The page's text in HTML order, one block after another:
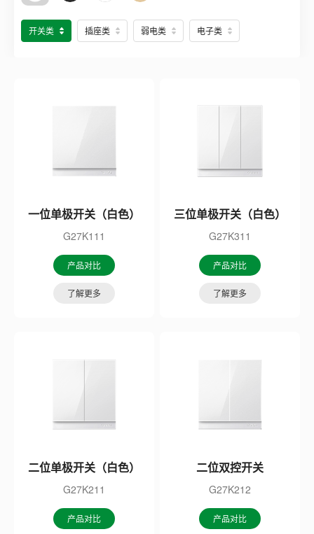
开关类 插座类 弱电类 电子类
一位单极开关（白色）
G27K111
产品对比
了解更多
三位单极开关（白色）
G27K311
产品对比
了解更多
二位单极开关（白色）
G27K211
产品对比
二位双控开关
G27K212
产品对比